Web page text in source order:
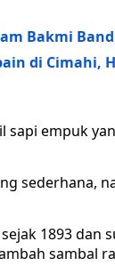
Bakmi
di Cimahi,
sapi empuk
sederhana,
1893 dan
sambal